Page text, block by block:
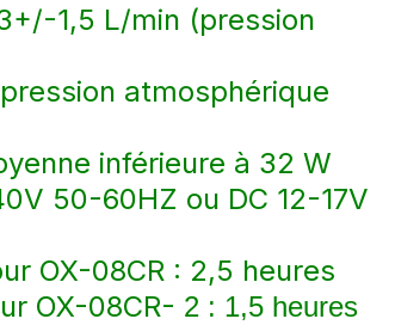
1,5 L/min (pression
atmosphérique
inférieure à 32 W
50-60HZ ou DC 12-17V
OX-08CR : 2,5 heures
OX-08CR- 2 : 1,5 heures